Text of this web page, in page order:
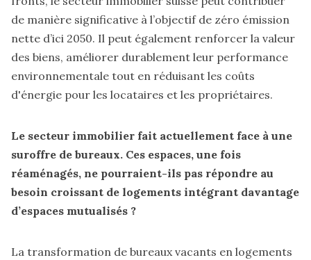
de manière significative à l’objectif de zéro émission
nette d’ici 2050. Il peut également renforcer la valeur
des biens, améliorer durablement leur performance
environnementale tout en réduisant les coûts
d'énergie pour les locataires et les propriétaires.
Le secteur immobilier fait actuellement face à une
suroffre de bureaux. Ces espaces, une fois
réaménagés, ne pourraient-ils pas répondre au
besoin croissant de logements intégrant davantage
d’espaces mutualisés ?
La transformation de bureaux vacants en logements